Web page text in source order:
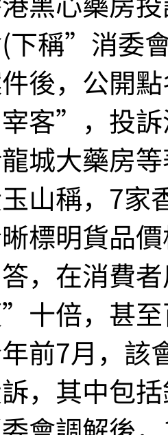
下稱”消委
後，公開
客”，投訴
城大藥房
山稱，7家
標明貨品
，在消費
十倍，甚至
前7月，該
，其中包